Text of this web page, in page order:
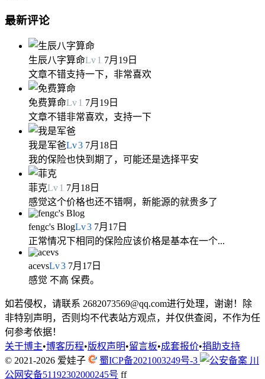
最新评论
生辰八字算命Lv1 7月19日
文章不错支持一下，非常喜欢
免费算命Lv1 7月19日
文章不错非常喜欢，支持一下
我是军爸Lv3 7月18日
我的保险也快到期了，可能还是选择平安
菲克Lv1 7月18日
感觉这个价格也还不错啊，新能源的就贵多了
fengc's BlogLv3 7月17日
正常情况下相同的保险应该价格是基本在一个...
acevsLv3 7月17日
感觉 不高 保费。
如若侵权，请联系 2682073569@qq.com进行处理，谢谢！除
非特别声明，否则均不代表站方观点，并仅供查阅，不作为任
何参考依据！
关于博主•博客历程•版权声明•留言板•成套报价•捐助支持
© 2021-2026 爱娃子 蜀ICP备2021003249号-3
川
公网安备51192302000245号 ff